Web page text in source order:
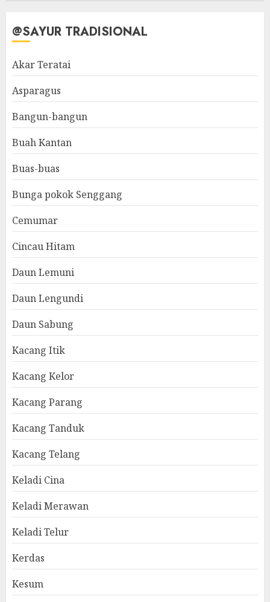
@SAYUR TRADISIONAL
Akar Teratai
Asparagus
Bangun-bangun
Buah Kantan
Buas-buas
Bunga pokok Senggang
Cemumar
Cincau Hitam
Daun Lemuni
Daun Lengundi
Daun Sabung
Kacang Itik
Kacang Kelor
Kacang Parang
Kacang Tanduk
Kacang Telang
Keladi Cina
Keladi Merawan
Keladi Telur
Kerdas
Kesum